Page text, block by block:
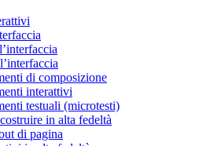
di composizione
interattivi
testuali (microtesti)
in alta fedeltà
di pagina